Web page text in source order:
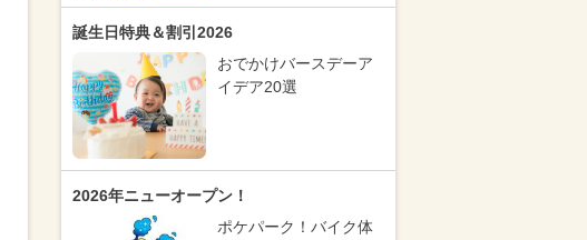
誕生日特典＆割引2026
おでかけバースデーア
イデア20選
2026年ニューオープン！
ポケパーク！バイク体